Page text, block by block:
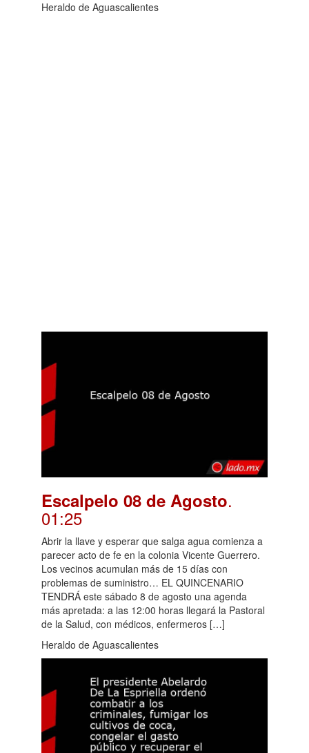
Heraldo de Aguascalientes
Escalpelo 08 de Agosto.
01:25
Abrir la llave y esperar que salga agua comienza a
parecer acto de fe en la colonia Vicente Guerrero.
Los vecinos acumulan más de 15 días con
problemas de suministro… EL QUINCENARIO
TENDRÁ este sábado 8 de agosto una agenda
más apretada: a las 12:00 horas llegará la Pastoral
de la Salud, con médicos, enfermeros […]
Heraldo de Aguascalientes